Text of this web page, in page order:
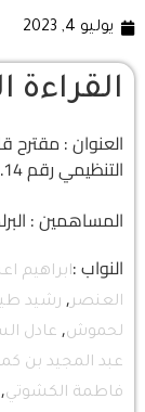
يوليو 4, 2023
القراءة
العنوان : مقترح
التنظيمي رقم 111.14 يتعلق بالجهات
المساهمين :
النواب :ابراهيم
العنصر, رشيد
لحموش, عادل
عبد المجيد بن
فاطمة الكشوتي,